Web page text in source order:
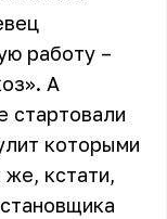
работу –
А
стартовали
которыми
кстати,